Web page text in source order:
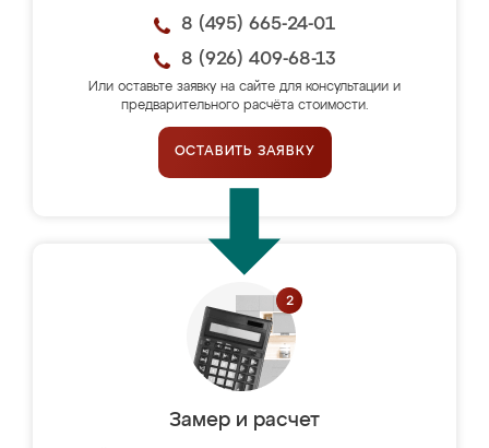
8 (495) 665-24-01
8 (926) 409-68-13
Или оставьте заявку на сайте для консультации и
предварительного расчёта стоимости.
ОСТАВИТЬ ЗАЯВКУ
Замер и расчет